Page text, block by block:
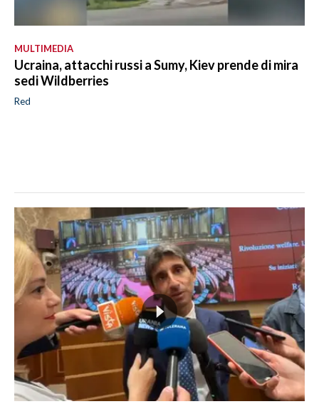
MULTIMEDIA
Ucraina, attacchi russi a Sumy, Kiev prende di mira
sedi Wildberries
Red